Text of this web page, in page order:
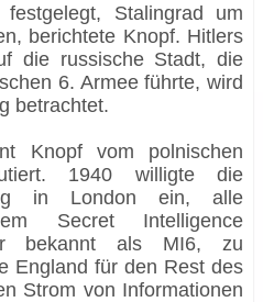
Stalingrad um
berichtete Knopf. Hitlers
die russische Stadt, die
6. Armee führte, wird
betrachtet.
Knopf vom polnischen
1940 willigte die
in London ein, alle
Secret Intelligence
bekannt als MI6, zu
England für den Rest des
Strom von Informationen